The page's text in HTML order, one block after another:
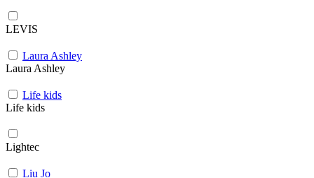
LEVIS
Laura Ashley
Laura Ashley
Life kids
Life kids
Lightec
Liu Jo